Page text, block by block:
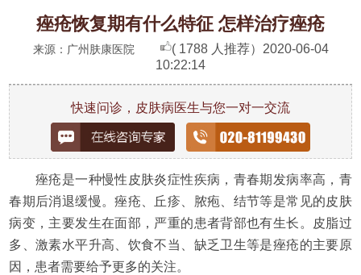
痤疮恢复期有什么特征 怎样治疗痤疮
来源：广州肤康医院 ( 1788 人推荐） 2020-06-04
10:22:14
快速问诊，皮肤病医生与您一对一交流
痤疮是一种慢性皮肤炎症性疾病，青春期发病率高，青
春期后消退缓慢。痤疮、丘疹、脓疱、结节等是常见的皮肤
病变，主要发生在面部，严重的患者背部也有生长。皮脂过
多、激素水平升高、饮食不当、缺乏卫生等是痤疮的主要原
因，患者需要给予更多的关注。